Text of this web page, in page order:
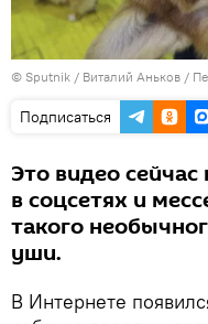
© Sputnik / Виталий Аньков /
Подписаться
Это видео
в соцсетях и
такого
уши.
В Интернете